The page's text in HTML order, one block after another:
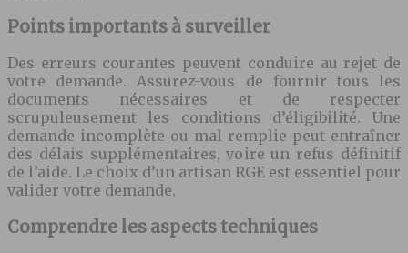
Points importants à surveiller
Des erreurs courantes peuvent conduire au rejet de
votre demande. Assurez-vous de fournir tous les
documents nécessaires et de respecter
scrupuleusement les conditions d’éligibilité. Une
demande incomplète ou mal remplie peut entraîner
des délais supplémentaires, voire un refus définitif
de l’aide. Le choix d’un artisan RGE est essentiel pour
valider votre demande.
Comprendre les aspects techniques